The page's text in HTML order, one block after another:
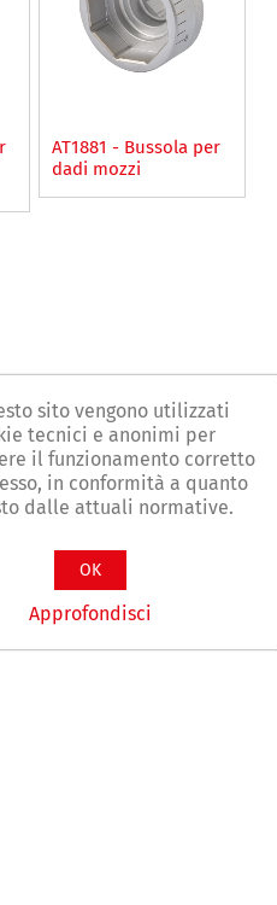
AT1881 - Bussola per
dadi mozzi
sito vengono utilizzati
tecnici e anonimi per
il funzionamento corretto
in conformità a quanto
dalle attuali normative.
OK
Approfondisci